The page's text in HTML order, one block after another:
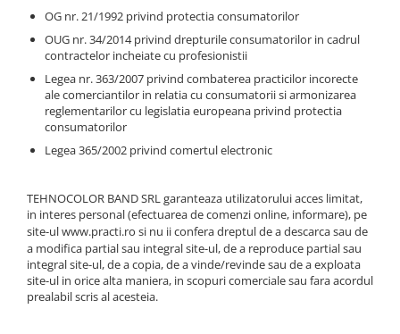
Galeata mop
Hartie igienica
Insecticide
Lavete de curatare
Parfum de camere
Rola scame
Sac menajer
Servetel
Solutie de indepartat rugina si
calcar
Parfum
Pasta de dinti
Pensula machiaj
Periuta de dinti
Produse pentru coafat
Produse pentru curatarea tenului
Sapun lichid, sapun
Sare de baie
Tratament pentru par, conditioner
pentru par, masca de par
OG nr. 21/1992 privind protectia consumatorilor
OUG nr. 34/2014 privind drepturile consumatorilor in cadrul
contractelor incheiate cu profesionistii
Legea nr. 363/2007 privind combaterea practicilor incorecte
ale comerciantilor in relatia cu consumatorii si armonizarea
reglementarilor cu legislatia europeana privind protectia
consumatorilor
Legea 365/2002 privind comertul electronic
TEHNOCOLOR BAND SRL garanteaza utilizatorului acces limitat,
in interes personal (efectuarea de comenzi online, informare), pe
site-ulwww.practi.ro si nu ii confera dreptul de a descarca sau de
a modifica partial sau integral site-ul, de a reproduce partial sau
integral site-ul, de a copia, de a vinde/revinde sau de a exploata
site-ul in orice alta maniera, in scopuri comerciale sau fara acordul
prealabil scris al acesteia.